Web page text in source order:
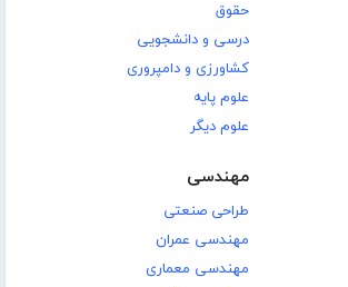
حقوق
درسی و دانشجویی
کشاورزی و دامپروری
علوم پایه
علوم دیگر
مهندسی
طراحی صنعتی
مهندسی عمران
مهندسی معماری